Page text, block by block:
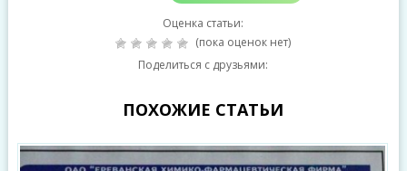
Оценка статьи:
(пока оценок нет)
Поделиться с друзьями:
ПОХОЖИЕ СТАТЬИ